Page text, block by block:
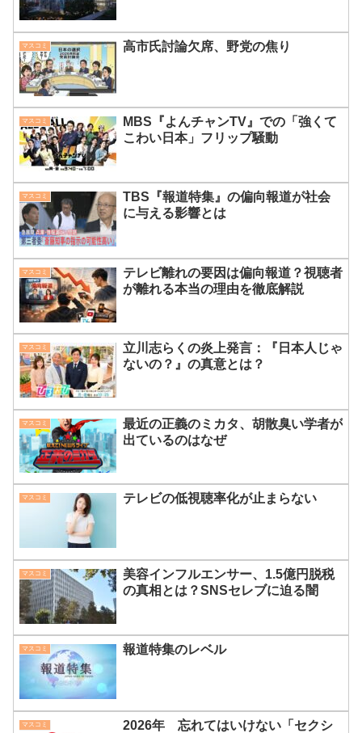
マスコミ 高市氏討論欠席、野党の焦り
マスコミ
MBS『よんチャンTV』での「強くて
こわい日本」フリップ騒動
マスコミ
TBS『報道特集』の偏向報道が社会
に与える影響とは
マスコミ
テレビ離れの要因は偏向報道？視聴者
が離れる本当の理由を徹底解説
マスコミ
立川志らくの炎上発言：『日本人じゃ
ないの？』の真意とは？
マスコミ
最近の正義のミカタ、胡散臭い学者が
出ているのはなぜ
マスコミ テレビの低視聴率化が止まらない
マスコミ
美容インフルエンサー、1.5億円脱税
の真相とは？SNSセレブに迫る闇
マスコミ 報道特集のレベル
マスコミ
2026年 忘れてはいけない「セクシ